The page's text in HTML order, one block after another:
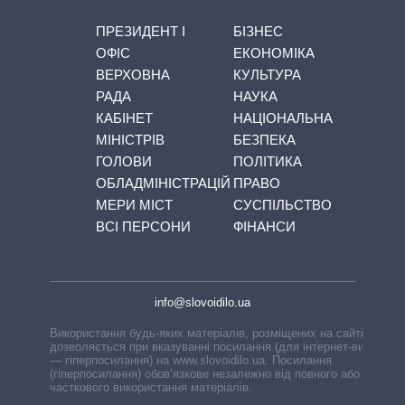
ПРЕЗИДЕНТ І
ОФІС
ВЕРХОВНА
РАДА
КАБІНЕТ
МІНІСТРІВ
ГОЛОВИ
ОБЛАДМІНІСТРАЦІЙ
МЕРИ МІСТ
ВСІ ПЕРСОНИ
БІЗНЕС
ЕКОНОМІКА
КУЛЬТУРА
НАУКА
НАЦІОНАЛЬНА
БЕЗПЕКА
ПОЛІТИКА
ПРАВО
СУСПІЛЬСТВО
ФІНАНСИ
info@slovoidilo.ua
Використання будь-яких матеріалів, розміщених на сайті,
дозволяється при вказуванні посилання (для інтернет-видань
— гіперпосилання) на www.slovoidilo.ua. Посилання
(гіперпосилання) обов’язкове незалежно від повного або
часткового використання матеріалів.